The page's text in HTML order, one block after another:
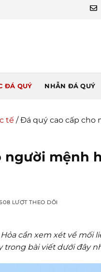
ĐÁ QUÝ NHẪN ĐÁ QUÝ
tế /Đá quý cao cấp cho
người mệnh
LƯỢT THEO DÕI
cần xem xét về mối
bài viết dưới đây